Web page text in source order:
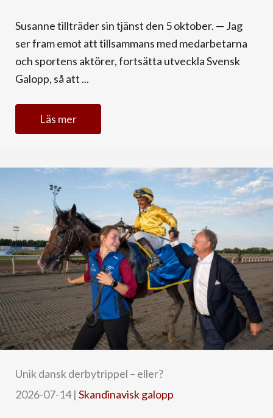
Susanne tillträder sin tjänst den 5 oktober. — Jag
ser fram emot att tillsammans med medarbetarna
och sportens aktörer, fortsätta utveckla Svensk
Galopp, så att ...
Läs mer
Unik dansk derbytrippel – eller?
2026-07-14| Skandinavisk galopp